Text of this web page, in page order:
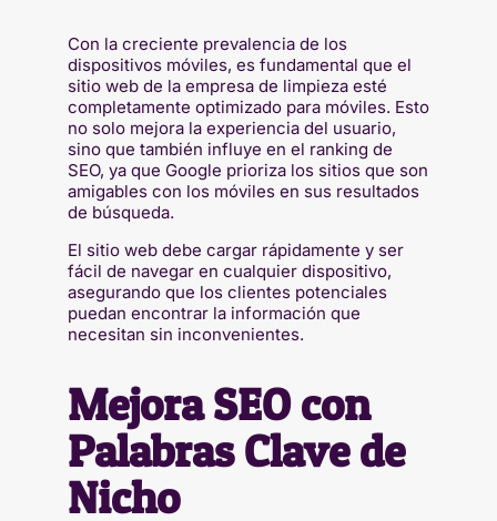
Con la creciente prevalencia de los
dispositivos móviles, es fundamental que el
sitio web de la empresa de limpieza esté
completamente optimizado para móviles. Esto
no solo mejora la experiencia del usuario,
sino que también influye en el ranking de
SEO, ya que Google prioriza los sitios que son
amigables con los móviles en sus resultados
de búsqueda.
El sitio web debe cargar rápidamente y ser
fácil de navegar en cualquier dispositivo,
asegurando que los clientes potenciales
puedan encontrar la información que
necesitan sin inconvenientes.
Mejora SEO con
Palabras Clave de
Nicho